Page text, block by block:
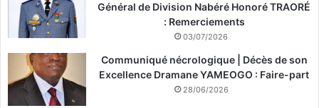
Général de Division Nabéré Honoré TRAORÉ
: Remerciements
03/07/2026
Communiqué nécrologique | Décès de son
Excellence Dramane YAMEOGO : Faire-part
28/06/2026